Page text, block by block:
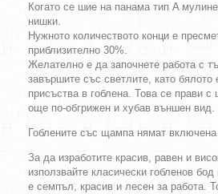
Когато се шие на панама тип A
нишки.
Нужното количеството конци е
приблизително 30%.
Желателно е да започнете работа с
завършите със светлите, като бялото
присъства в гоблена. Това се прави с
още по-обгрижен и хубав външен вид.
Гоблените със щампа нямат
За да изработите красив, равен и
използвайте класически гобленов
е семпъл, красив и лесен за работа.